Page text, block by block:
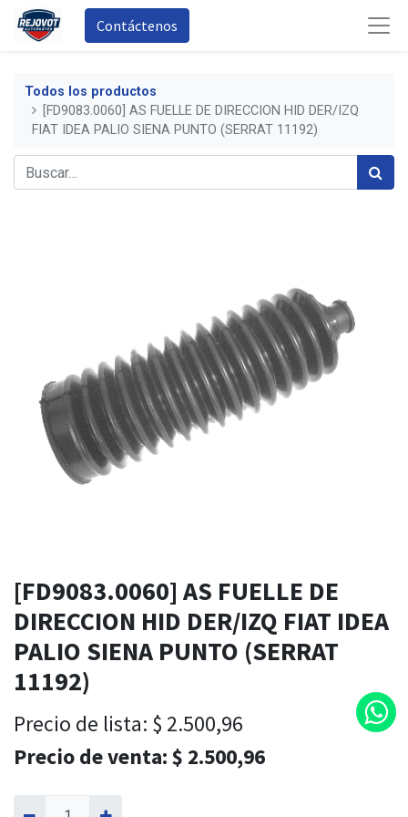
Contáctenos
Todos los productos
[FD9083.0060] AS FUELLE DE DIRECCION HID DER/IZQ
FIAT IDEA PALIO SIENA PUNTO (SERRAT 11192)
[FD9083.0060] AS FUELLE DE
DIRECCION HID DER/IZQ FIAT IDEA
PALIO SIENA PUNTO (SERRAT
11192)
Precio de lista: $ 2.500,96
Precio de venta: $ 2.500,96